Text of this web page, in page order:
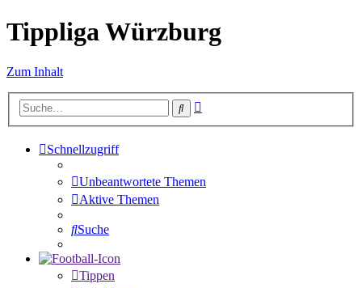
Tippliga Würzburg
Zum Inhalt
Suche
Schnellzugriff
Unbeantwortete Themen
Aktive Themen
Suche
Tippen